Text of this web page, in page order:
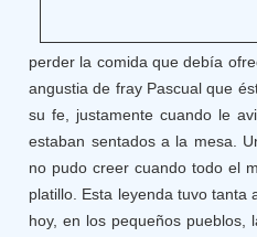
perder la comida que debía
angustia de fray Pascual que
su fe, justamente cuando le
estaban sentados a la mesa.
no pudo creer cuando todo el
platillo. Esta leyenda tuvo tanta
hoy, en los pequeños pueblos,